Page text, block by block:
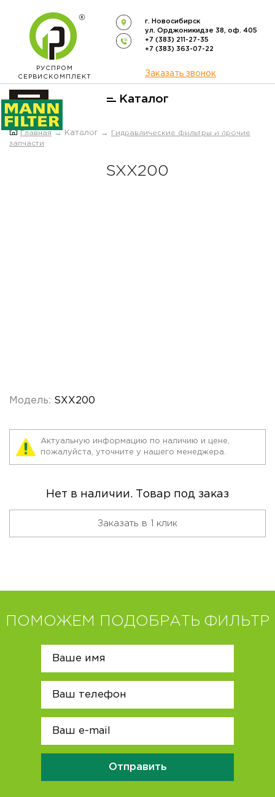
РУСПРОМ
СЕРВИСКОМПЛЕКТ
г. Новосибирск
ул. Орджоникидзе 38, оф. 405
+7 (383) 211-27-35
+7 (383) 363-07-22
Заказать звонок
Каталог
ОФИЦИАЛЬНЫЙ ДИСТРИБЬЮТОР
Главная → Каталог →
Гидравлические фильтры и прочие
запчасти
SXX200
Модель: SXX200
Актуальную информацию по наличию и цене,
пожалуйста, уточните у нашего менеджера.
Нет в наличии. Товар под заказ
Заказать в 1 клик
ПОМОЖЕМ ПОДОБРАТЬ ФИЛЬТР
Отправить